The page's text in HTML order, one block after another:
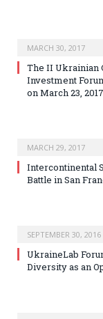
MARCH 30, 2017
The II Ukrainian
Investment
on March 23,
MARCH 29, 2017
Intercontinental
Battle in San
SEPTEMBER 30, 2016
UkraineLab
Diversity as an